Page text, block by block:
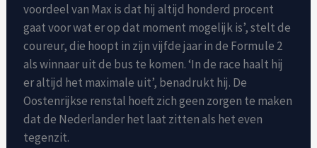
voordeel van Max is dat hij altijd honderd procent
gaat voor wat er op dat moment mogelijk is’, stelt de
coureur, die hoopt in zijn vijfde jaar in de Formule 2
als winnaar uit de bus te komen. ‘In de race haalt hij
er altijd het maximale uit’, benadrukt hij. De
Oostenrijkse renstal hoeft zich geen zorgen te maken
dat de Nederlander het laat zitten als het even
tegenzit.